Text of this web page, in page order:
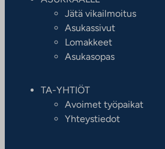
Jätä vikailmoitus
Asukassivut
Lomakkeet
Asukasopas
TA-YHTIÖT
Avoimet työpaikat
Yhteystiedot